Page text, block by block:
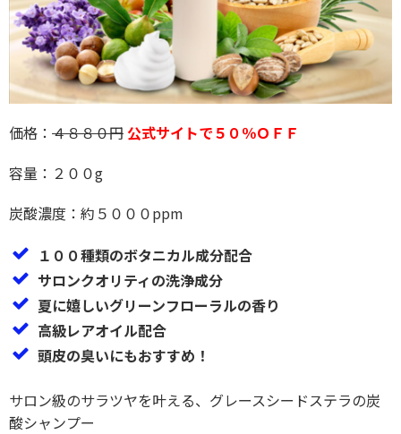
価格： ４８８０円 公式サイトで５０％ＯＦＦ
容量：２００g
炭酸濃度：約５０００ppm
１００種類のボタニカル成分配合
サロンクオリティの洗浄成分
夏に嬉しいグリーンフローラルの香り
高級レアオイル配合
頭皮の臭いにもおすすめ！
サロン級のサラツヤを叶える、グレースシードステラの炭
酸シャンプー